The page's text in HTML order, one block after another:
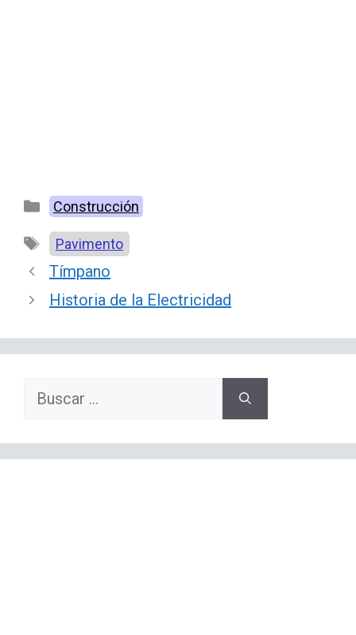
Categorías
Construcción
Etiquetas
Pavimento
Tímpano
Historia de la Electricidad
Buscar: